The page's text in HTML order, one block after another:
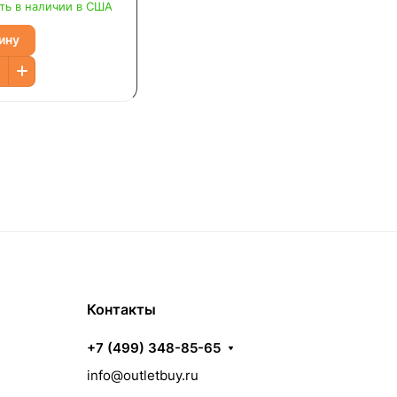
в наличии в США
Контакты
+7 (499) 348-85-65
info@outletbuy.ru